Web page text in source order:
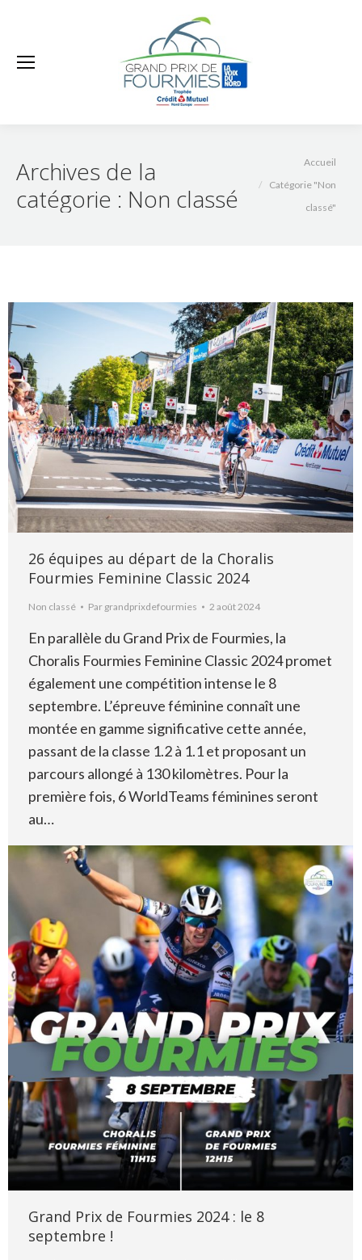
Archives de la
catégorie : Non classé
Vous êtes ici :
Accueil
Catégorie "Non
classé"
26 équipes au départ de la Choralis
Fourmies Feminine Classic 2024
Non classé Par grandprixdefourmies 2 août 2024
En parallèle du Grand Prix de Fourmies, la
Choralis Fourmies Feminine Classic 2024 promet
également une compétition intense le 8
septembre. L’épreuve féminine connaît une
montée en gamme significative cette année,
passant de la classe 1.2 à 1.1 et proposant un
parcours allongé à 130 kilomètres. Pour la
première fois, 6 WorldTeams féminines seront
au…
Grand Prix de Fourmies 2024 : le 8
septembre !